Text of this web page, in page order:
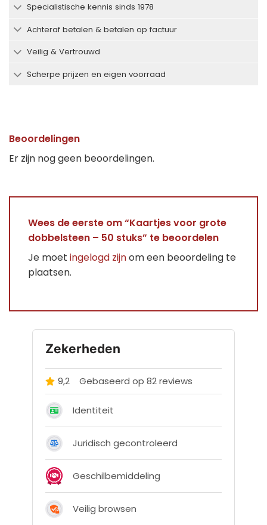
Specialistische kennis sinds 1978
Achteraf betalen & betalen op factuur
Veilig & Vertrouwd
Scherpe prijzen en eigen voorraad
Beoordelingen
Er zijn nog geen beoordelingen.
Wees de eerste om “Kaartjes voor grote
dobbelsteen – 50 stuks” te beoordelen
Je moet ingelogd zijnom een beoordeling te
plaatsen.